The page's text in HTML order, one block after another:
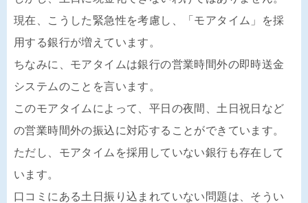
現在、こうした緊急性を考慮し、「モアタイム」を採
用する銀行が増えています。
ちなみに、モアタイムは銀行の営業時間外の即時送金
システムのことを言います。
このモアタイムによって、平日の夜間、土日祝日など
の営業時間外の振込に対応することができています。
ただし、モアタイムを採用していない銀行も存在して
います。
口コミにある土日振り込まれていない問題は、そうい